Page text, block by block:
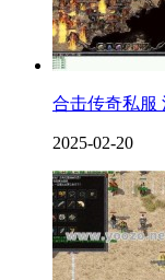
合击传奇私服
2025-02-20